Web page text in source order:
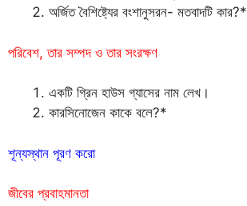
অর্জিত বৈশিষ্ট্যের বংশানুসরন- মতবাদটি কার?*
পরিবেশ, তার সম্পদ ও তার সংরক্ষণ
একটি গ্রিন হাউস গ্যাসের নাম লেখ।
কারসিনোজেন কাকে বলে?*
শূন্যস্থান পূরণ করো
জীবের প্রবাহমানতা